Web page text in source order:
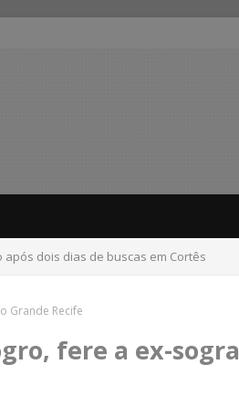
dois dias de buscas em Cortês
Grande Recife
fere a ex-sogra